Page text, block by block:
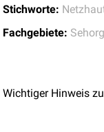
Die Sehgrube ist
genannt. Sie enthält
Myopische
Stichworte:
Fachgebiete:
Wichtiger Hinweis